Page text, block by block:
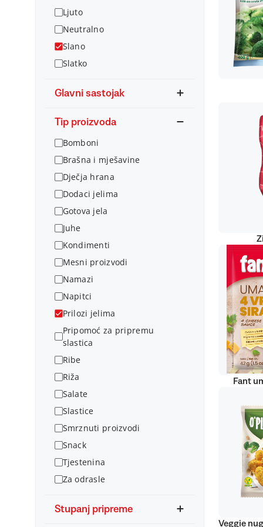
Ljuto
Neutralno
Slano
Slatko
Glavni sastojak
Tip proizvoda
Bomboni
Brašna i mješavine
Dječja hrana
Dodaci jelima
Gotova jela
Juhe
Kondimenti
Mesni proizvodi
Namazi
Napitci
Prilozi jelima
Pripomoć za pripremu
slastica
Ribe
Riža
Salate
Slastice
Smrznuti proizvodi
Snack
Tjestenina
Za odrasle
Stupanj pripreme
Fant
Veggie